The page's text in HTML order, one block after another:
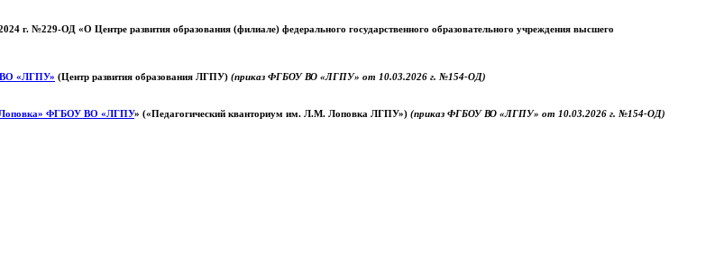
г. №229-ОД «О Центре развития образования (филиале) федерального государственного образовательного учреждения высшего
ВО «ЛГПУ» (Центр развития образования ЛГПУ) (приказ ФГБОУ ВО «ЛГПУ» от 10.03.2026 г. №154-ОД)
ФГБОУ ВО «ЛГПУ» («Педагогический кванториум им. Л.М. Лоповка ЛГПУ») (приказ ФГБОУ ВО «ЛГПУ» от 10.03.2026 г. №154-ОД)